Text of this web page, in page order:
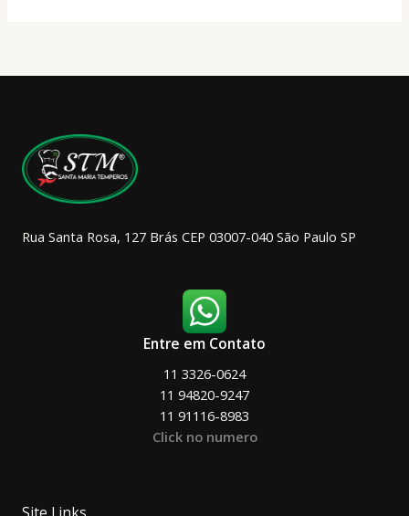
Rua Santa Rosa, 127 Brás CEP 03007-040 São Paulo SP
Entre em Contato
11 3326-0624
11 94820-9247
11 91116-8983
Click no numero